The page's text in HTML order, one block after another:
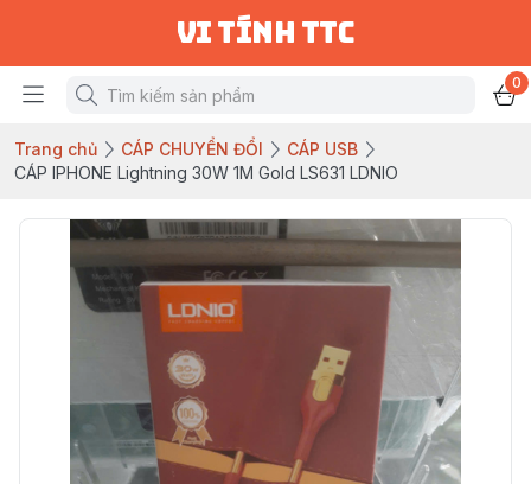
vi tính ttc
0
Trang chủ CÁP CHUYỂN ĐỔI
CÁP USB
CÁP IPHONE Lightning 30W 1M Gold LS631 LDNIO